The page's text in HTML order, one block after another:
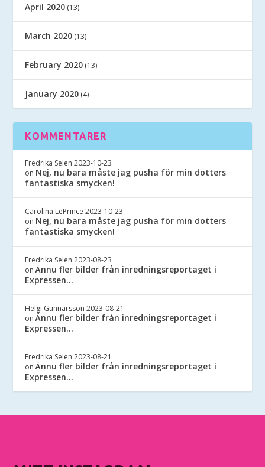
April 2020 (13)
March 2020 (13)
February 2020 (13)
January 2020 (4)
KOMMENTARER
Fredrika Selen 2023-10-23
on Nej, nu bara måste jag pusha för min dotters
fantastiska smycken!
Carolina LePrince 2023-10-23
on Nej, nu bara måste jag pusha för min dotters
fantastiska smycken!
Fredrika Selen 2023-08-23
onÄnnu fler bilder från inredningsreportaget i
Expressen…
Helgi Gunnarsson 2023-08-21
onÄnnu fler bilder från inredningsreportaget i
Expressen…
Fredrika Selen 2023-08-21
onÄnnu fler bilder från inredningsreportaget i
Expressen…